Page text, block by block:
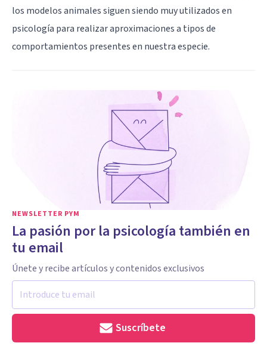
los modelos animales siguen siendo muy utilizados en
psicología para realizar aproximaciones a tipos de
comportamientos presentes en nuestra especie.
NEWSLETTER PYM
La pasión por la psicología también en
tu email
Únete y recibe artículos y contenidos exclusivos
Suscríbete